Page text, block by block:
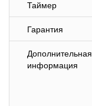
Таймер
Гарантия
Дополнительная
информация